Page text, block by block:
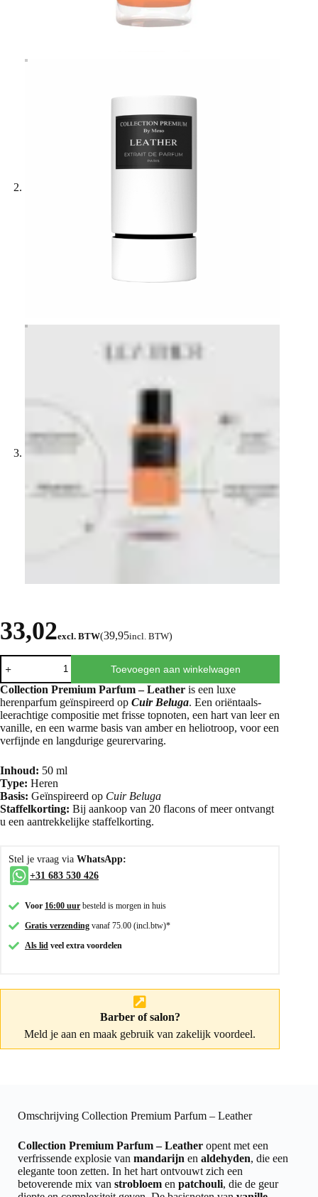
33,02excl. BTW(39,95incl. BTW)
Toevoegen aan winkelwagen
Collection Premium Parfum – Leather is een luxe
herenparfum geïnspireerd op Cuir Beluga. Een oriëntaals-
leerachtige compositie met frisse topnoten, een hart van leer en
vanille, en een warme basis van amber en heliotroop, voor een
verfijnde en langdurige geurervaring.
Inhoud: 50 ml
Type: Heren
Basis: Geïnspireerd op Cuir Beluga
Staffelkorting: Bij aankoop van 20 flacons of meer ontvangt
u een aantrekkelijke staffelkorting.
Stel je vraag via WhatsApp:
+31 683 530 426
Voor 16:00 uur besteld is morgen in huis
Gratis verzending vanaf 75.00 (incl.btw)*
Als lid veel extra voordelen
Barber of salon?
Meld je aan en maak gebruik van zakelijk voordeel.
Omschrijving Collection Premium Parfum – Leather
Collection Premium Parfum – Leather opent met een
verfrissende explosie van mandarijn en aldehyden, die een
elegante toon zetten. In het hart ontvouwt zich een
betoverende mix van strobloem en patchouli, die de geur